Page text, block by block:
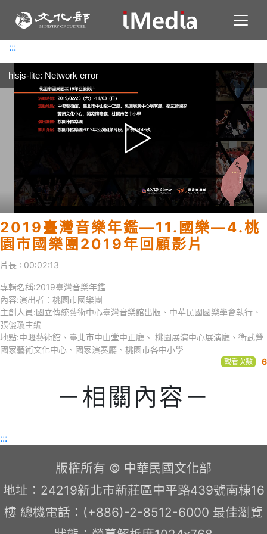
:::
:::
hlsjs-lite: Network error
2019臺灣音樂年鑑—11.國樂—4.桃
園市國樂團2019年回顧影片
片長 : 00:02:13
觀看次數 6
專輯名稱:2019臺灣音樂年鑑
內容:演出者：桃園市國樂團
主創人員:國立傳統藝術中心臺灣音樂館出版、中華民國國樂學會執行、
張儷瓊主編
地點:中壢藝術館、臺北市中山堂中正廳、 桃園展演中心展演廳、衛武營
國家藝術文化中心、國家演奏廳、桃園市各中小學
－相關內容－
:::
版權所有 © 中華民國文化部
地址：24219新北市新莊區中平路439號南棟16
樓 總機電話：(+886)-2-8512-6000 最佳瀏覽